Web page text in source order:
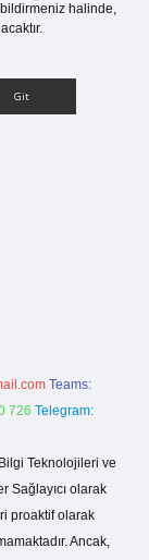
halinde,
Teams:
726 Telegram:
Teknolojileri ve
Sağlayıcı olarak
proaktif olarak
Ancak,